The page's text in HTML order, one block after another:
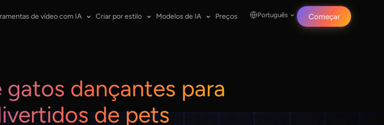
de vídeo com IA Criar por estilo Modelos de IA Preços Português Começar
gatos dançantes para
de pets